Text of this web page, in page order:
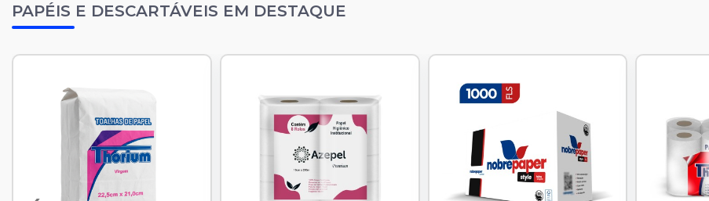
PAPÉIS E DESCARTÁVEIS EM DESTAQUE